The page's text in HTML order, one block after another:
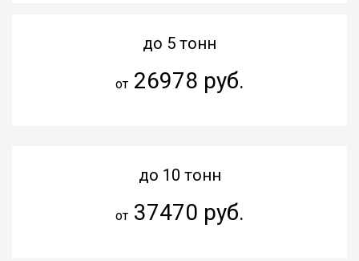
до 5 тонн
от26978 руб.
до 10 тонн
от37470 руб.